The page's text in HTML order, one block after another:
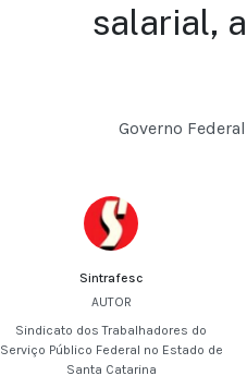
salarial,
Governo
Sintrafesc
AUTOR
Sindicato dos Trabalhadores do
Serviço Público Federal no Estado de
Santa Catarina